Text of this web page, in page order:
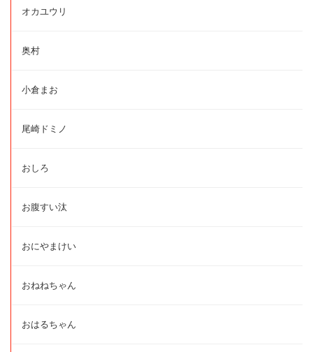
オカユウリ
奥村
小倉まお
尾崎ドミノ
おしろ
お腹すい汰
おにやまけい
おねねちゃん
おはるちゃん